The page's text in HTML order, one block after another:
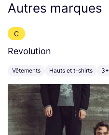
Autres marques
C
Revolution
Vêtements Hauts et t-shirts 3+